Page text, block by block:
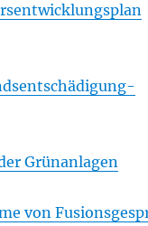
Grünanlagen
von